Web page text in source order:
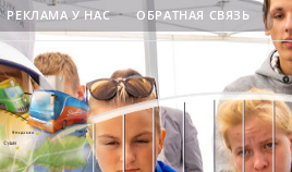
РЕКЛАМА У НАС ОБРАТНАЯ СВЯЗЬ